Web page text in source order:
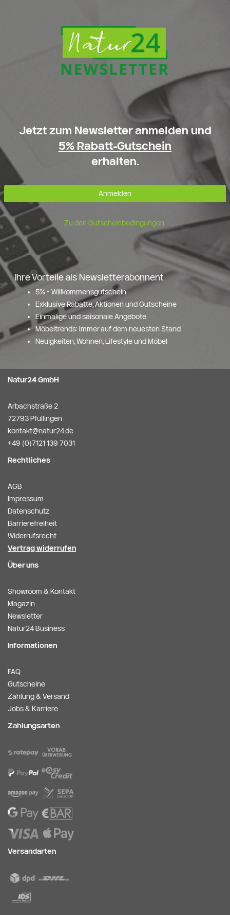
Jetzt zum Newsletter anmelden und
5% Rabatt-Gutschein
erhalten.
Anmelden
Zu den Gutscheinbedingungen.
Ihre Vorteile als Newsletterabonnent
5% - Willkommensgutschein
Exklusive Rabatte, Aktionen und Gutscheine
Einmalige und saisonale Angebote
Möbeltrends: Immer auf dem neuesten Stand
Neuigkeiten, Wohnen, Lifestyle und Möbel
Natur24 GmbH
Arbachstraße 2
72793 Pfullingen
kontakt@natur24.de
+49 (0)7121 139 7031
Rechtliches
AGB
Impressum
Datenschutz
Barrierefreiheit
Widerrufsrecht
Vertrag widerrufen
Über uns
Showroom & Kontakt
Magazin
Newsletter
Natur24 Business
Informationen
FAQ
Gutscheine
Zahlung & Versand
Jobs & Karriere
Zahlungsarten
Versandarten